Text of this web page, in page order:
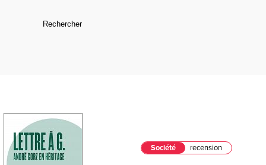
Société recension